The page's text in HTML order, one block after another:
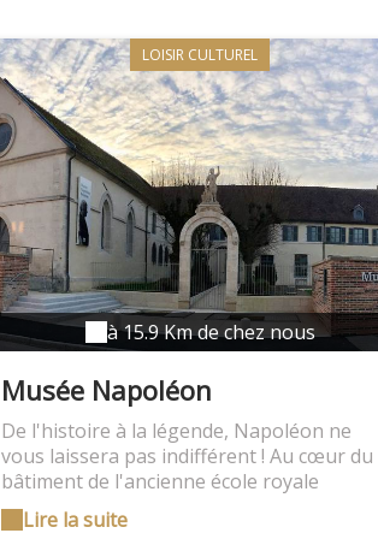
lac d'Orient, au coeur du parc naturel
régional, Uwe Schäfer vous emmène vers
l'Ailleurs d'un vol inoubliable!
LOISIR CULTUREL
à 15.9 Km de chez nous
Musée Napoléon
De l'histoire à la légende, Napoléon ne
vous laissera pas indifférent ! Au cœur du
bâtiment de l'ancienne école royale
militaire, le musée Napoléon vous propose
de découvrir les différentes facettes de ce
Lire la suite